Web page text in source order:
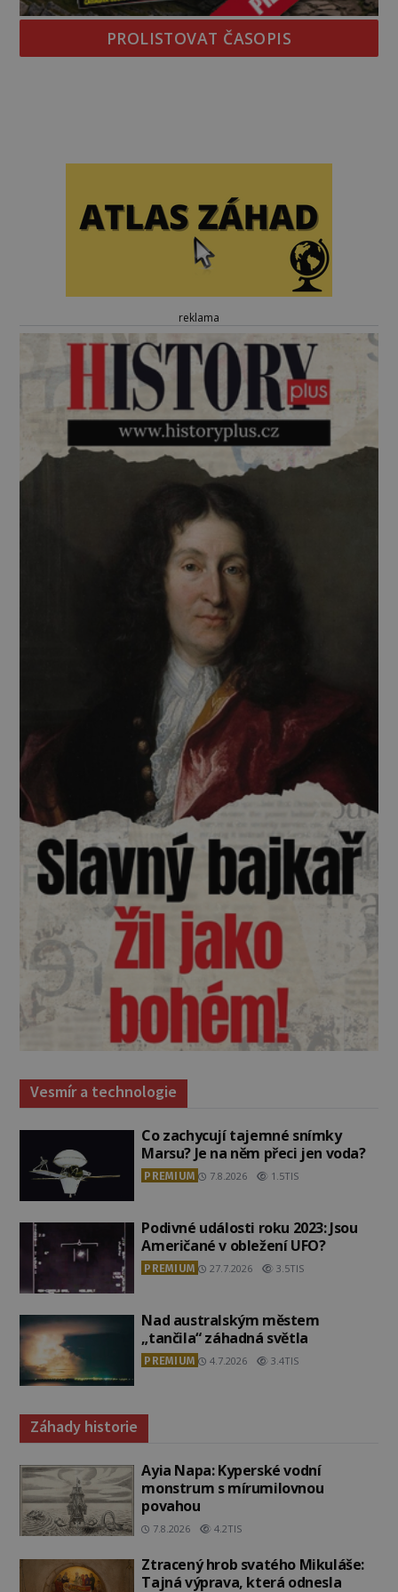
PROLISTOVAT ČASOPIS
reklama
Vesmír a technologie
Co zachycují tajemné snímky
Marsu? Je na něm přeci jen voda?
PREMIUM 7.8.2026 1.5TIS
Podivné události roku 2023: Jsou
Američané v obležení UFO?
PREMIUM 27.7.2026 3.5TIS
Nad australským městem
„tančila“ záhadná světla
PREMIUM 4.7.2026 3.4TIS
Záhady historie
Ayia Napa: Kyperské vodní
monstrum s mírumilovnou
povahou
7.8.2026 4.2TIS
Ztracený hrob svatého Mikuláše:
Tajná výprava, která odnesla